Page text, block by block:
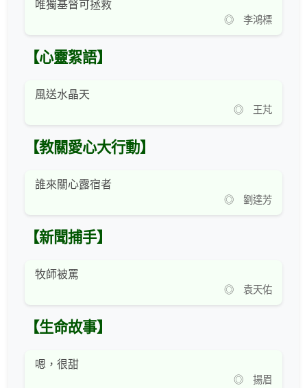
唯獨基督可拯救
◎ 李鴻標
【心靈絮語】
風送水晶天
◎ 王芃
【教關愛心大行動】
誰來關心露宿者
◎ 劉達芳
【新聞捕手】
牧師被罵
◎ 袁天佑
【生命故事】
嗯，很甜
◎ 揚眉